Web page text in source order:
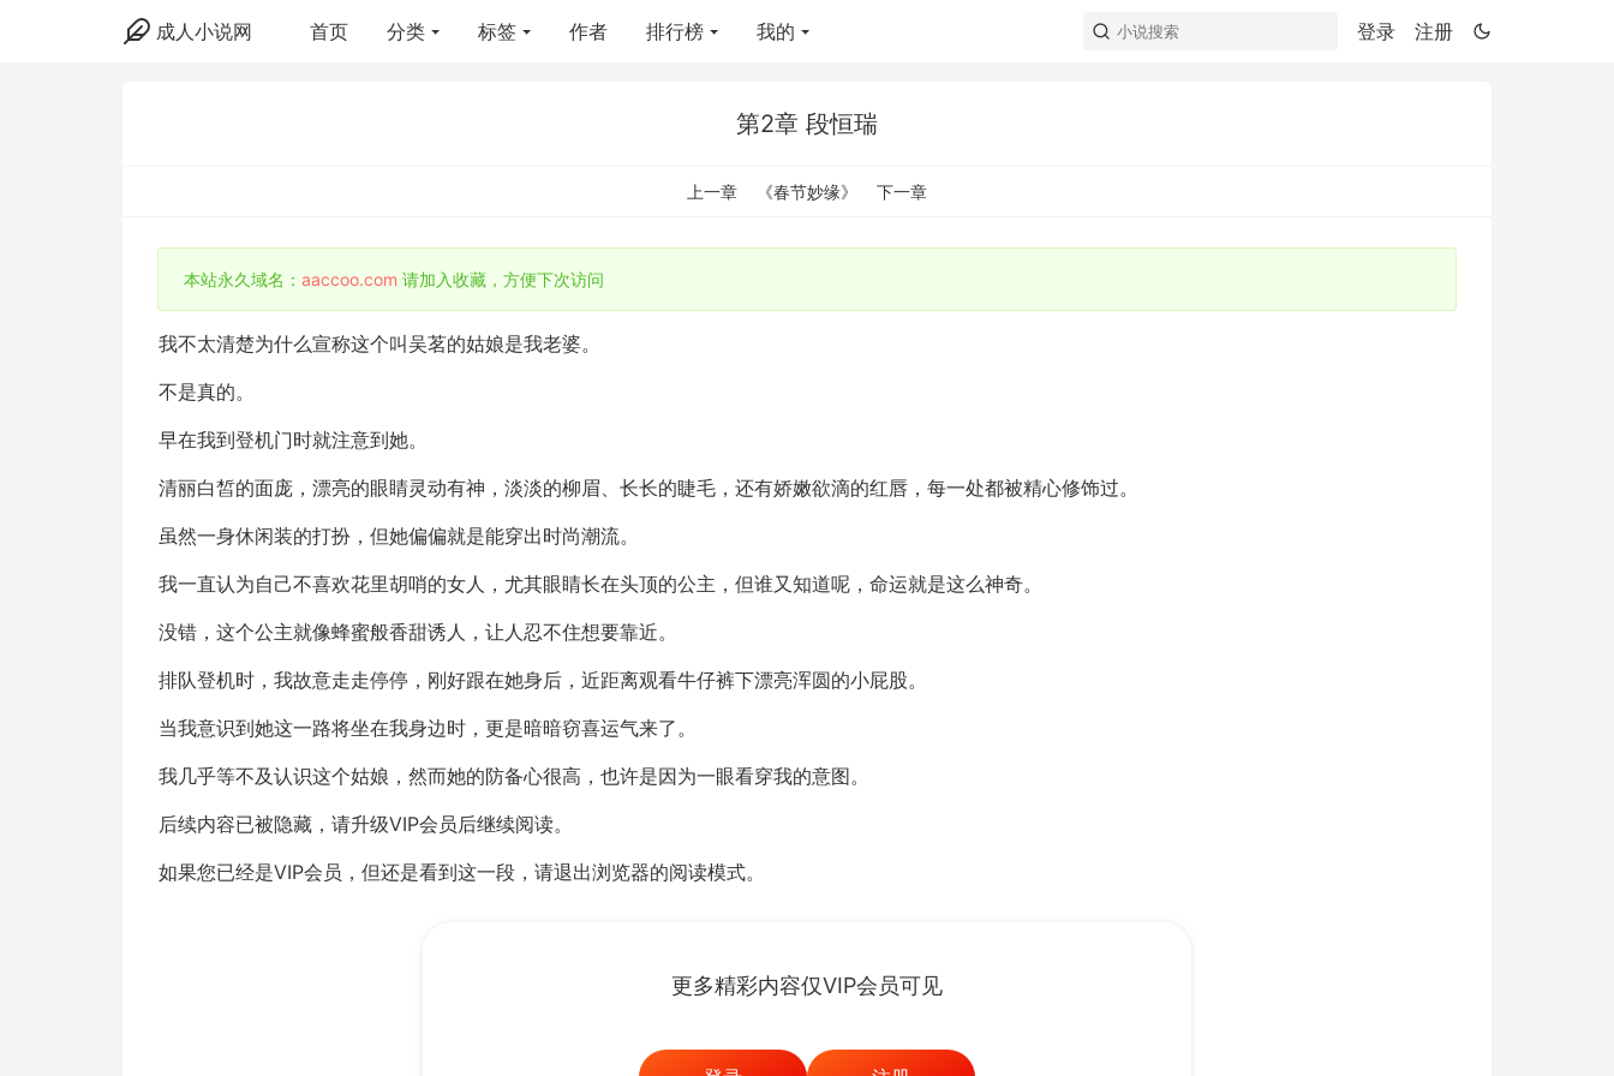
成人小说网 登录 注册
首页 分类 标签 作者 排行榜 我的
第2章 段恒瑞
上一章 《春节妙缘》 下一章
本站永久域名： aaccoo.com 请加入收藏，方便下次访问
我不太清楚为什么宣称这个叫吴茗的姑娘是我老婆。
不是真的。
早在我到登机门时就注意到她。
清丽白皙的面庞，漂亮的眼睛灵动有神，淡淡的柳眉、长长的睫毛，还有娇嫩欲滴的红唇，每一处都被精心修饰过。
虽然一身休闲装的打扮，但她偏偏就是能穿出时尚潮流。
我一直认为自己不喜欢花里胡哨的女人，尤其眼睛长在头顶的公主，但谁又知道呢，命运就是这么神奇。
没错，这个公主就像蜂蜜般香甜诱人，让人忍不住想要靠近。
排队登机时，我故意走走停停，刚好跟在她身后，近距离观看牛仔裤下漂亮浑圆的小屁股。
当我意识到她这一路将坐在我身边时，更是暗暗窃喜运气来了。
我几乎等不及认识这个姑娘，然而她的防备心很高，也许是因为一眼看穿我的意图。
后续内容已被隐藏，请升级VIP会员后继续阅读。
如果您已经是VIP会员，但还是看到这一段，请退出浏览器的阅读模式。
更多精彩内容仅VIP会员可见